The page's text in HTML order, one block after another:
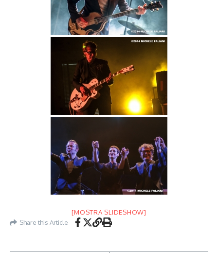
[MOSTRA SLIDESHOW]
Share this Article